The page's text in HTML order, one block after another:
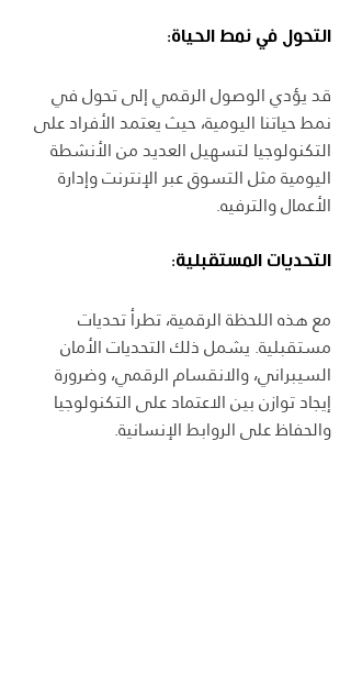
التحول في نمط الحياة:
قد يؤدي الوصول الرقمي إلى تحول في
نمط حياتنا اليومية، حيث يعتمد الأفراد على
التكنولوجيا لتسهيل العديد من الأنشطة
اليومية مثل التسوق عبر الإنترنت وإدارة
الأعمال والترفيه.
التحديات المستقبلية:
مع هذه اللحظة الرقمية، تطرأ تحديات
مستقبلية. يشمل ذلك التحديات الأمان
السيبراني، والانقسام الرقمي، وضرورة
إيجاد توازن بين الاعتماد على التكنولوجيا
والحفاظ على الروابط الإنسانية.